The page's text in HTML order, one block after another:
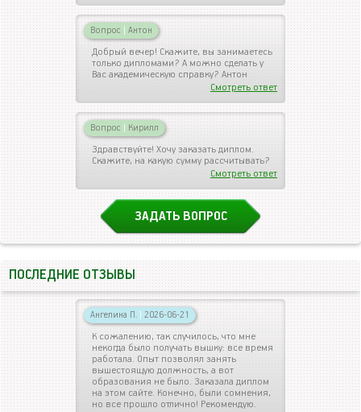
Вопрос Антон
Добрый вечер! Скажите, вы занимаетесь
только дипломами? А можно сделать у
Вас академическую справку? Антон
Смотреть ответ
Вопрос Кирилл
Здравствуйте! Хочу заказать диплом.
Скажите, на какую сумму рассчитывать?
Смотреть ответ
ЗАДАТЬ ВОПРОС
ПОСЛЕДНИЕ ОТЗЫВЫ
Ангелина П. 2026-06-21
К сожалению, так случилось, что мне
некогда было получать вышку: все время
работала. Опыт позволял занять
вышестоящую должность, а вот
образования не было. Заказала диплом
на этом сайте. Конечно, были сомнения,
но все прошло отлично! Рекомендую.